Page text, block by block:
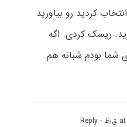
کردید رو بیاورید
ریسک کردی. اگه
بودم شبانه هم
- Reply